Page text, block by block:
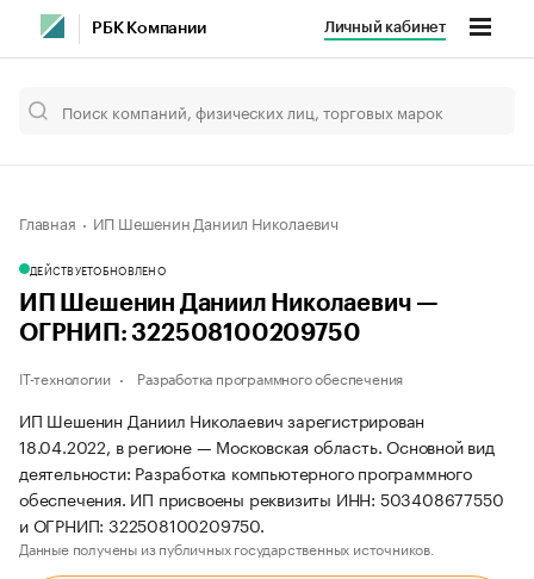
РБК Компании Личный кабинет
Главная ИП Шешенин Даниил Николаевич
ДЕЙСТВУЕТОБНОВЛЕНО
ИП Шешенин Даниил Николаевич —
ОГРНИП: 322508100209750
IT-технологии Разработка программного обеспечения
ИП Шешенин Даниил Николаевич зарегистрирован
18.04.2022, в регионе — Московская область. Основной вид
деятельности: Разработка компьютерного программного
обеспечения. ИП присвоены реквизиты ИНН: 503408677550
и ОГРНИП: 322508100209750.
Данные получены из публичных государственных источников.